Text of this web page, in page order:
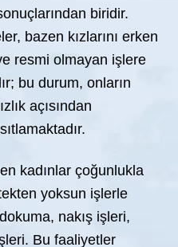
biridir.
bazen kızlarını erken
resmi olmayan işlere
bu durum, onların
açısından
kadınlar çoğunlukla
yoksun işlerle
nakış işleri,
Bu faaliyetler